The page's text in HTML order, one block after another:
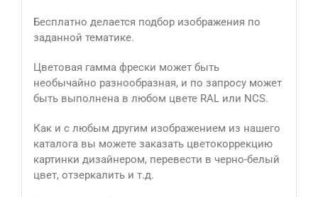
Бесплатно делается подбор изображения по
заданной тематике.
Цветовая гамма фрески может быть
необычайно разнообразная, и по запросу может
быть выполнена в любом цвете RAL или NCS.
Как и с любым другим изображением из нашего
каталога вы можете заказать цветокоррекцию
картинки дизайнером, перевести в черно-белый
цвет, отзеркалить и т.д.